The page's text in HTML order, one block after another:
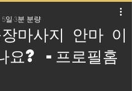
마사지 안마 이
요? -프로필홈
일3분 분량